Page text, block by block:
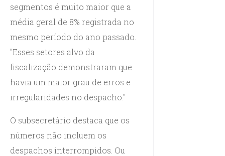
segmentos é muito maior que a
média geral de 8% registrada no
mesmo período do ano passado.
"Esses setores alvo da
fiscalização demonstraram que
havia um maior grau de erros e
irregularidades no despacho."
O subsecretário destaca que os
números não incluem os
despachos interrompidos. Ou